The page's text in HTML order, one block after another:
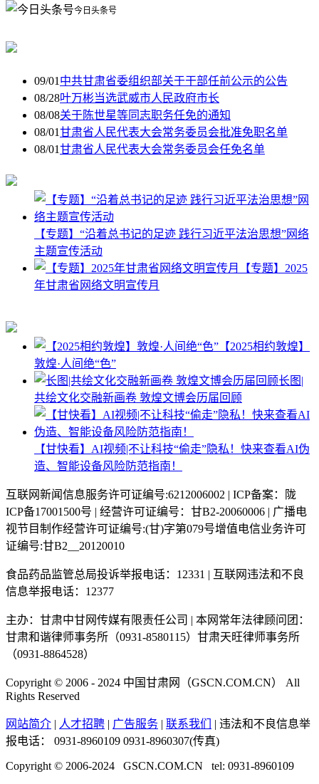
今日头条号
09/01 中共甘肃省委组织部关于干部任前公示的公告
08/28叶万彬当选武威市人民政府市长
08/08关于陈世星等同志职务任免的通知
08/01甘肃省人民代表大会常务委员会批准免职名单
08/01甘肃省人民代表大会常务委员会任免名单
【专题】“沿着总书记的足迹 践行习近平法治思想”网络
主题宣传活动
【专题】2025
年甘肃省网络文明宣传月
【2025相约敦煌】
敦煌·人间绝“色”
长图|
共绘文化交融新画卷 敦煌文博会历届回顾
【甘快看】AI视频|不让科技“偷走”隐私！快来查看AI伪
造、智能设备风险防范指南！
互联网新闻信息服务许可证编号:6212006002 | ICP备案：陇
ICP备17001500号 | 经营许可证编号：甘B2-20060006 | 广播电
视节目制作经营许可证编号:(甘)字第079号增值电信业务许可
证编号:甘B2__20120010
食品药品监管总局投诉举报电话：12331 | 互联网违法和不良
信息举报电话：12377
主办：甘肃中甘网传媒有限责任公司 | 本网常年法律顾问团：
甘肃和谐律师事务所（0931-8580115）甘肃天旺律师事务所
（0931-8864528）
Copyright © 2006 - 2024 中国甘肃网（GSCN.COM.CN） All
Rights Reserved
网站简介 | 人才招聘 | 广告服务 | 联系我们
| 违法和不良信息举
报电话：
0931-8960109 0931-8960307(传真)
Copyright © 2006-2024 GSCN.COM.CN tel: 0931-8960109